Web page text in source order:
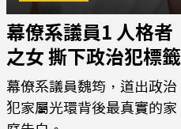
幕僚系議員1 人格者
之女 撕下政治犯標籤
幕僚系議員魏筠，道出政治
犯家屬光環背後最真實的家